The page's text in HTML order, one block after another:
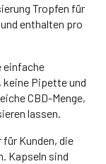
Tropfen für
enthalten pro
einfache
keine Pipette und
CBD-Menge,
lassen.
Kunden, die
Kapseln sind